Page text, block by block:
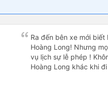
Ra đến bên xe mới
Hoàng Long! Nhưng
vụ lịch sự lễ phép !
Hoàng Long khác khi